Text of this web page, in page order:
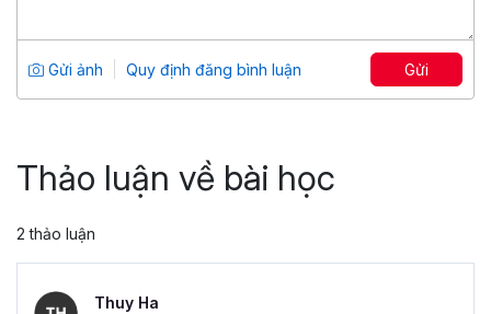
Tổng số 12 giờ
91 bài giảng
4.86
25,043
Gửi ảnh Quy định đăng bình luận Gửi
Thảo luận về bài học
2 thảo luận
Thuy Ha